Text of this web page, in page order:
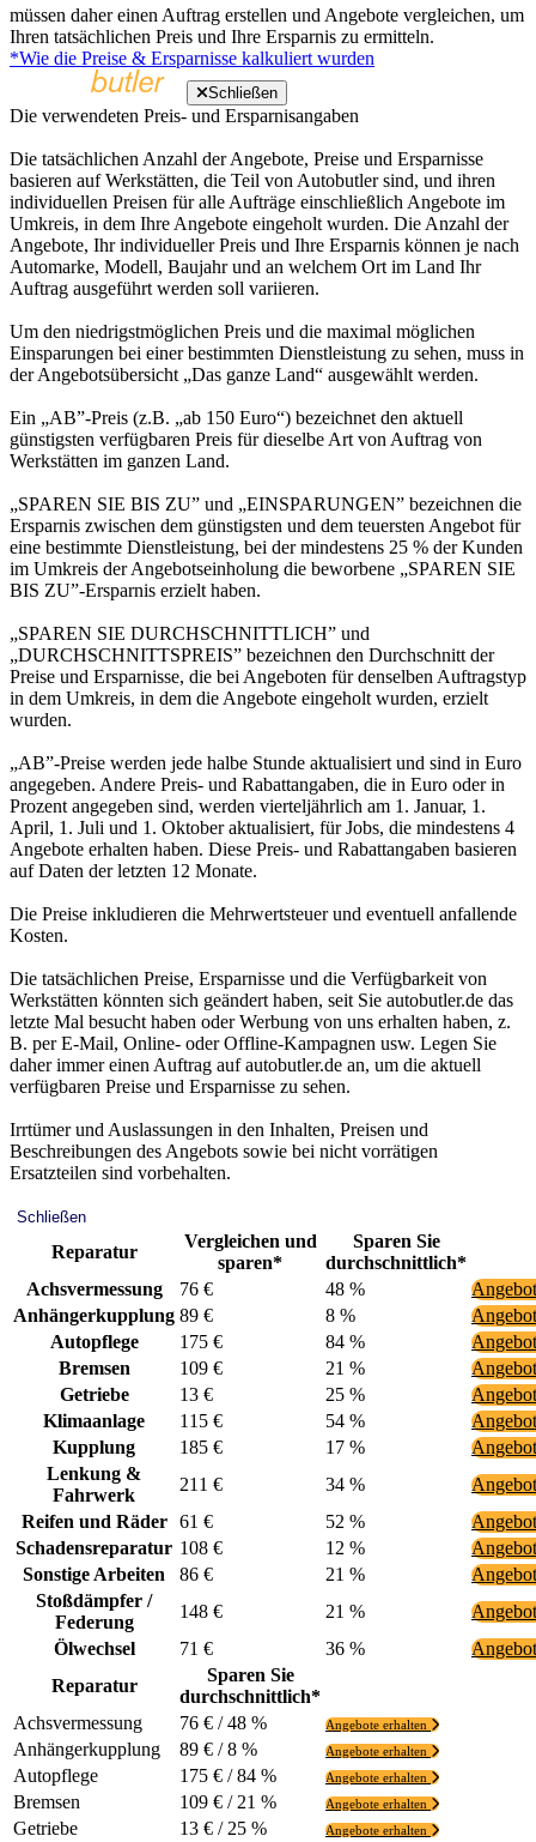
müssen daher einen Auftrag erstellen und Angebote vergleichen, um
Ihren tatsächlichen Preis und Ihre Ersparnis zu ermitteln.
*Wie die Preise & Ersparnisse kalkuliert wurden
Schließen
Die verwendeten Preis- und Ersparnisangaben
Die tatsächlichen Anzahl der Angebote, Preise und Ersparnisse
basieren auf Werkstätten, die Teil von Autobutler sind, und ihren
individuellen Preisen für alle Aufträge einschließlich Angebote im
Umkreis, in dem Ihre Angebote eingeholt wurden. Die Anzahl der
Angebote, Ihr individueller Preis und Ihre Ersparnis können je nach
Automarke, Modell, Baujahr und an welchem Ort im Land Ihr
Auftrag ausgeführt werden soll variieren.
Um den niedrigstmöglichen Preis und die maximal möglichen
Einsparungen bei einer bestimmten Dienstleistung zu sehen, muss in
der Angebotsübersicht „Das ganze Land“ ausgewählt werden.
Ein „AB”-Preis (z.B. „ab 150 Euro“) bezeichnet den aktuell
günstigsten verfügbaren Preis für dieselbe Art von Auftrag von
Werkstätten im ganzen Land.
„SPAREN SIE BIS ZU” und „EINSPARUNGEN” bezeichnen die
Ersparnis zwischen dem günstigsten und dem teuersten Angebot für
eine bestimmte Dienstleistung, bei der mindestens 25 % der Kunden
im Umkreis der Angebotseinholung die beworbene „SPAREN SIE
BIS ZU”-Ersparnis erzielt haben.
„SPAREN SIE DURCHSCHNITTLICH” und
„DURCHSCHNITTSPREIS” bezeichnen den Durchschnitt der
Preise und Ersparnisse, die bei Angeboten für denselben Auftragstyp
in dem Umkreis, in dem die Angebote eingeholt wurden, erzielt
wurden.
„AB”-Preise werden jede halbe Stunde aktualisiert und sind in Euro
angegeben. Andere Preis- und Rabattangaben, die in Euro oder in
Prozent angegeben sind, werden vierteljährlich am 1. Januar, 1.
April, 1. Juli und 1. Oktober aktualisiert, für Jobs, die mindestens 4
Angebote erhalten haben. Diese Preis- und Rabattangaben basieren
auf Daten der letzten 12 Monate.
Die Preise inkludieren die Mehrwertsteuer und eventuell anfallende
Kosten.
Die tatsächlichen Preise, Ersparnisse und die Verfügbarkeit von
Werkstätten könnten sich geändert haben, seit Sie autobutler.de das
letzte Mal besucht haben oder Werbung von uns erhalten haben, z.
B. per E-Mail, Online- oder Offline-Kampagnen usw. Legen Sie
daher immer einen Auftrag auf autobutler.de an, um die aktuell
verfügbaren Preise und Ersparnisse zu sehen.
Irrtümer und Auslassungen in den Inhalten, Preisen und
Beschreibungen des Angebots sowie bei nicht vorrätigen
Ersatzteilen sind vorbehalten.
Schließen
Reparatur
Vergleichen und
sparen*
Sparen Sie
durchschnittlich*
Achsvermessung
76 € 48 %
Anhängerkupplung 89 € 8 %
Autopflege
175 € 84 %
Bremsen
109 € 21 %
Getriebe
13 € 25 %
Klimaanlage
115 € 54 %
Kupplung
185 € 17 %
Lenkung &
Fahrwerk
211 € 34 %
Reifen und Räder
61 € 52 %
Schadensreparatur 108 € 12 %
Sonstige Arbeiten
86 € 21 %
Stoßdämpfer /
Federung
148 € 21 %
Ölwechsel
71 € 36 %
Reparatur
Sparen Sie
durchschnittlich*
Achsvermessung
76 € / 48 % Angebote erhalten
Anhängerkupplung 89 € / 8 % Angebote erhalten
Autopflege 175 € / 84 % Angebote erhalten
Bremsen 109 € / 21 % Angebote erhalten
Getriebe 13 € / 25 % Angebote erhalten